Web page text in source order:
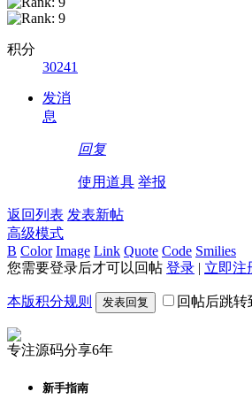
积分
30241
发消
息
回复
使用道具 举报
返回列表 发表新帖
高级模式
B Color Image Link Quote Code Smilies
您需要登录后才可以回帖 登录 | 立即注
本版积分规则 发表回复 回帖后跳
专注源码分享6年
新手指南